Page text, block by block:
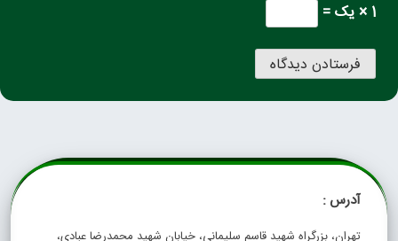
1 × یک =
آدرس :
تهران، بزرگراه شهید قاسم سلیمانی، خیابان شهید محمدرضا عبادی،